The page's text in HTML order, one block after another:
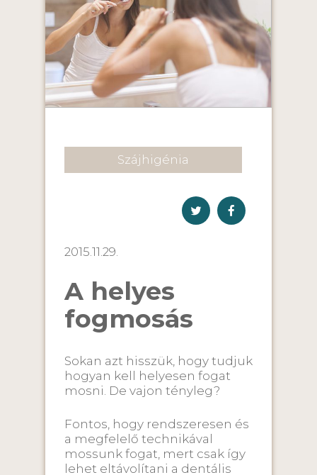
Szájhigénia
2015.11.29.
A helyes
fogmosás
Sokan azt hisszük, hogy tudjuk
hogyan kell helyesen fogat
mosni. De vajon tényleg?
Fontos, hogy rendszeresen és
a megfelelő technikával
mossunk fogat, mert csak így
lehet eltávolítani a dentális